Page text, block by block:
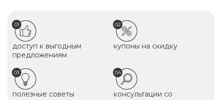
01
доступ к выгодным
предложениям
02
купоны на скидку
03
полезные советы
04
консультации со